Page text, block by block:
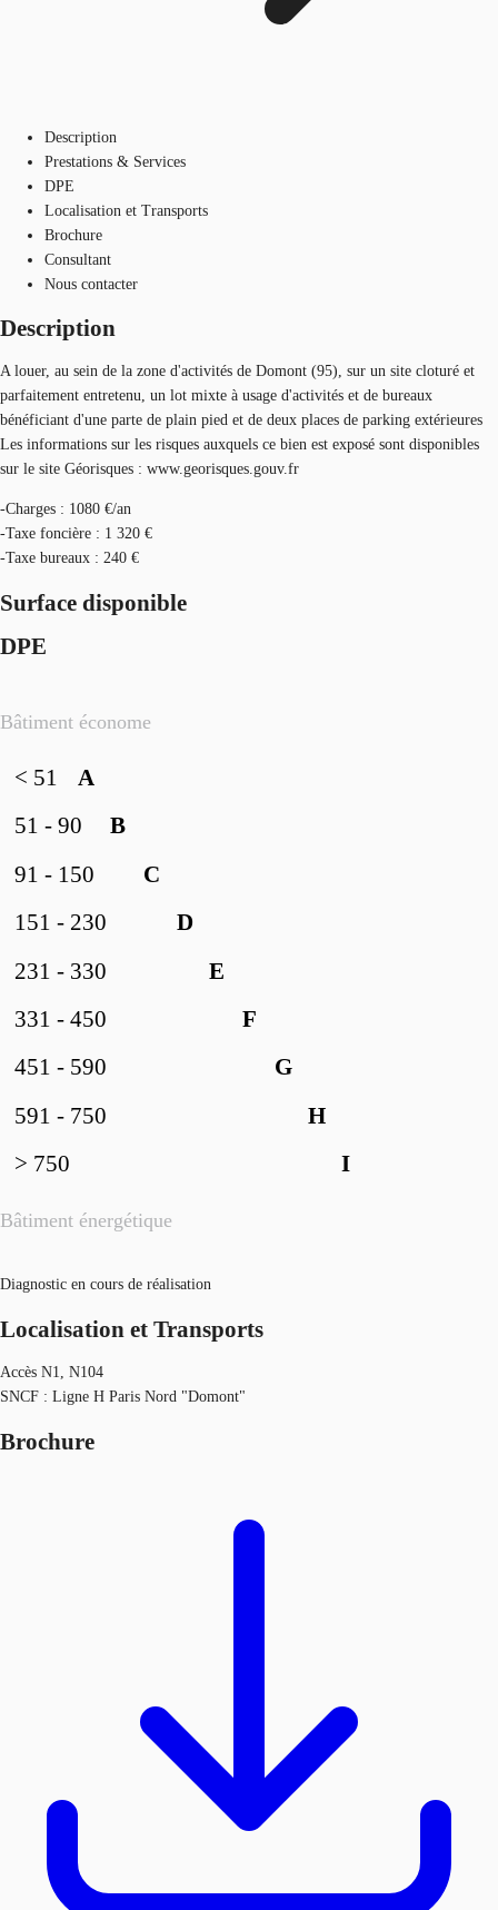
Description
Prestations & Services
DPE
Localisation et Transports
Brochure
Consultant
Nous contacter
Description
A louer, au sein de la zone d'activités de Domont (95), sur un site cloturé et
parfaitement entretenu, un lot mixte à usage d'activités et de bureaux
bénéficiant d'une parte de plain pied et de deux places de parking extérieures
Les informations sur les risques auxquels ce bien est exposé sont disponibles
sur le site Géorisques : www.georisques.gouv.fr
-Charges : 1080 €/an
-Taxe foncière : 1 320 €
-Taxe bureaux : 240 €
Surface disponible
DPE
Bâtiment économe
Bâtiment énergétique
A
< 51
B
51 - 90
C
91 - 150
D
151 - 230
E
231 - 330
F
331 - 450
G
451 - 590
H
591 - 750
I
> 750
Diagnostic en cours de réalisation
Localisation et Transports
Accès N1, N104
SNCF : Ligne H Paris Nord "Domont"
Brochure